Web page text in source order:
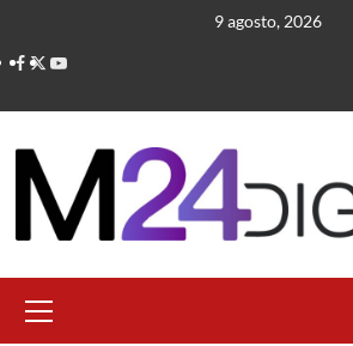
contenido
9 agosto, 2026
primario